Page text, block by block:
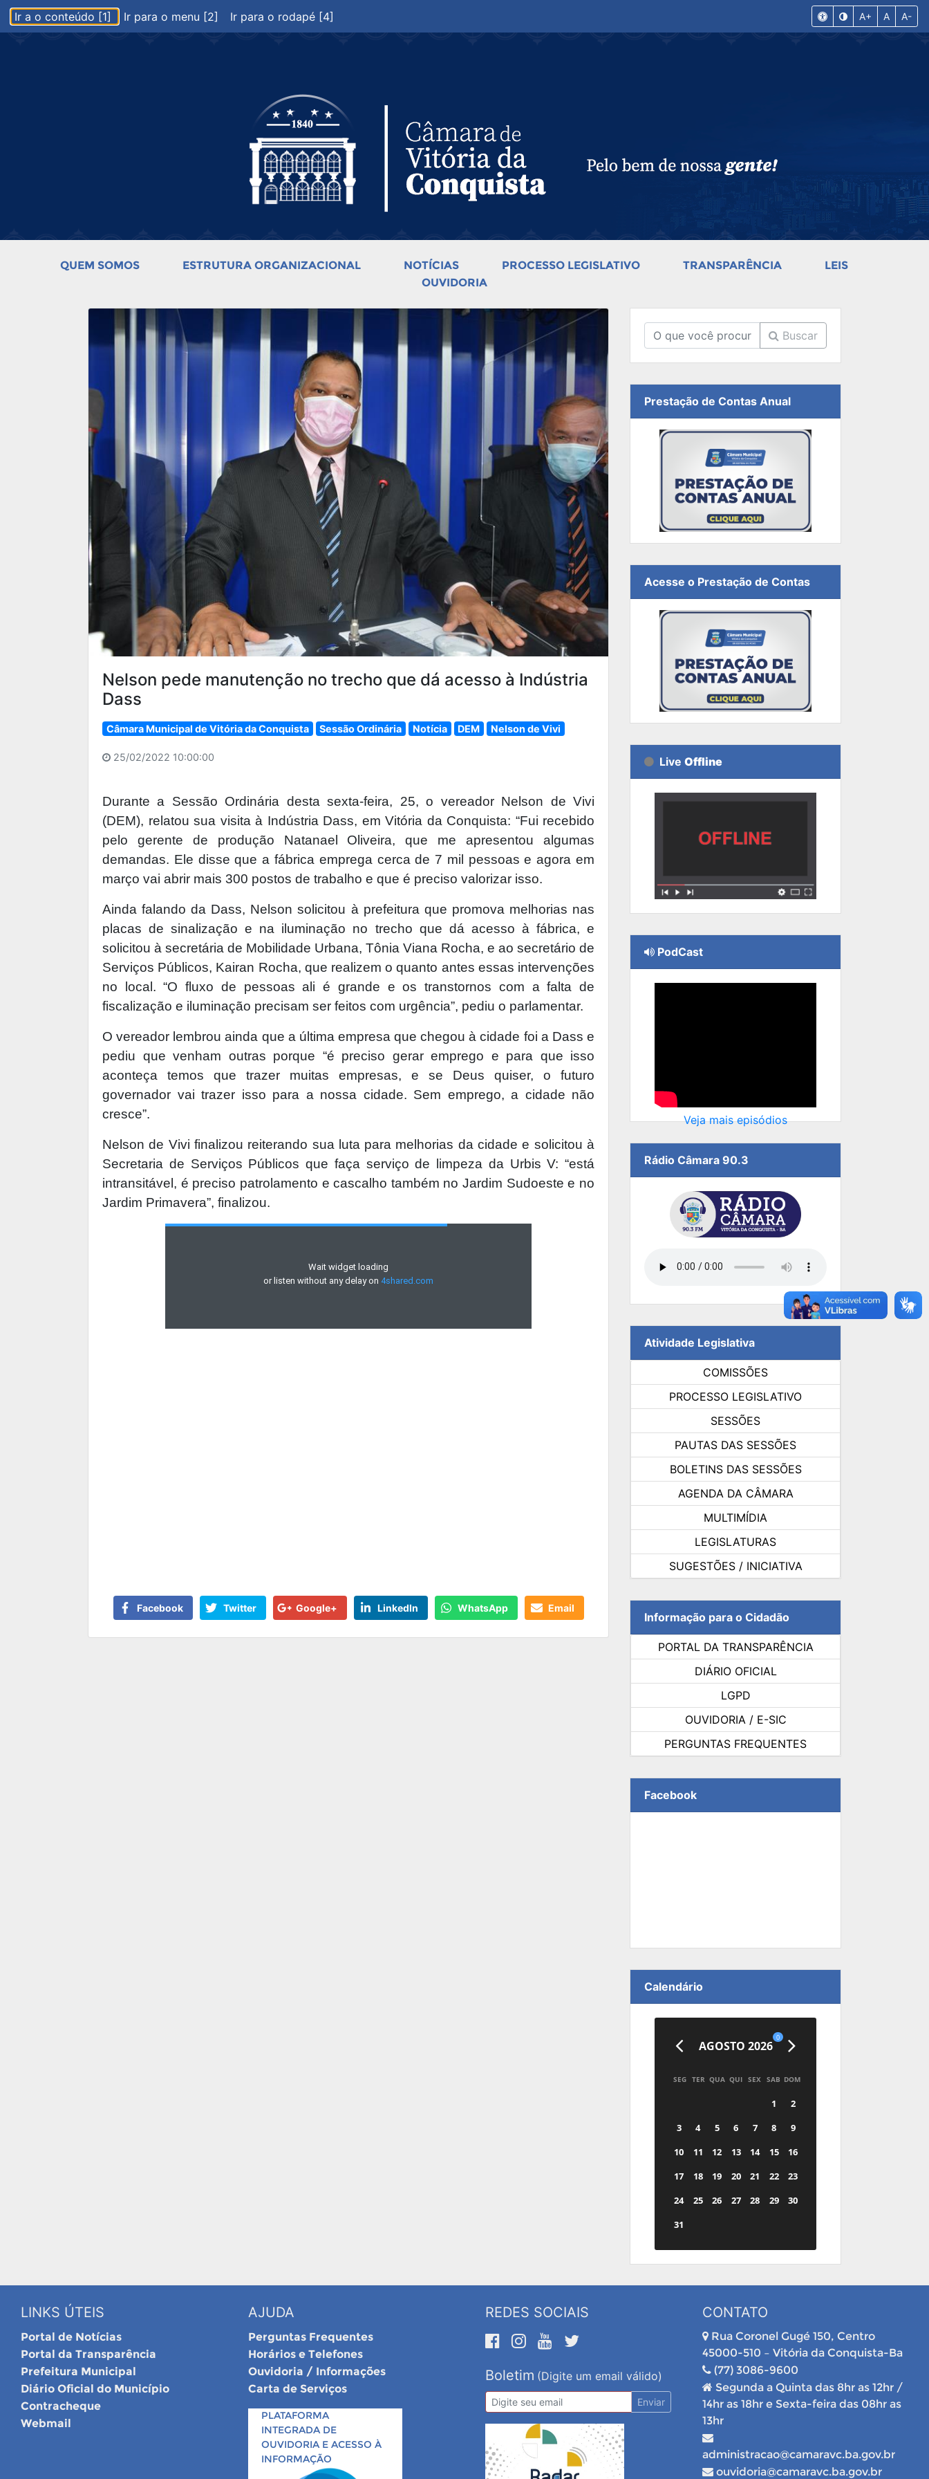
Ir a o conteúdo [1] Ir para o menu [2] Ir para o rodapé [4] A+ A A-
QUEM SOMOS ESTRUTURA ORGANIZACIONAL NOTÍCIAS PROCESSO LEGISLATIVO TRANSPARÊNCIA
LEIS
OUVIDORIA
Nelson pede manutenção no trecho que dá acesso à Indústria
Dass
Câmara Municipal de Vitória da Conquista Sessão Ordinária Notícia DEM Nelson de Vivi
25/02/2022 10:00:00
Durante a Sessão Ordinária desta sexta-feira, 25, o vereador Nelson de Vivi
(DEM), relatou sua visita à Indústria Dass, em Vitória da Conquista: “Fui recebido
pelo gerente de produção Natanael Oliveira, que me apresentou algumas
demandas. Ele disse que a fábrica emprega cerca de 7 mil pessoas e agora em
março vai abrir mais 300 postos de trabalho e que é preciso valorizar isso.
Ainda falando da Dass, Nelson solicitou à prefeitura que promova melhorias nas
placas de sinalização e na iluminação no trecho que dá acesso à fábrica, e
solicitou à secretária de Mobilidade Urbana, Tônia Viana Rocha, e ao secretário de
Serviços Públicos, Kairan Rocha, que realizem o quanto antes essas intervenções
no local. “O fluxo de pessoas ali é grande e os transtornos com a falta de
fiscalização e iluminação precisam ser feitos com urgência”, pediu o parlamentar.
O vereador lembrou ainda que a última empresa que chegou à cidade foi a Dass e
pediu que venham outras porque “é preciso gerar emprego e para que isso
aconteça temos que trazer muitas empresas, e se Deus quiser, o futuro
governador vai trazer isso para a nossa cidade. Sem emprego, a cidade não
cresce”.
Nelson de Vivi finalizou reiterando sua luta para melhorias da cidade e solicitou à
Secretaria de Serviços Públicos que faça serviço de limpeza da Urbis V: “está
intransitável, é preciso patrolamento e cascalho também no Jardim Sudoeste e no
Jardim Primavera”, finalizou.
Facebook Twitter Google+ LinkedIn WhatsApp Email
Buscar
Prestação de Contas Anual
Acesse o Prestação de Contas
Live Offline
PodCast
Veja mais episódios
Rádio Câmara 90.3
Atividade Legislativa
COMISSÕES
PROCESSO LEGISLATIVO
SESSÕES
PAUTAS DAS SESSÕES
BOLETINS DAS SESSÕES
AGENDA DA CÂMARA
MULTIMÍDIA
LEGISLATURAS
SUGESTÕES / INICIATIVA
Informação para o Cidadão
PORTAL DA TRANSPARÊNCIA
DIÁRIO OFICIAL
LGPD
OUVIDORIA / E-SIC
PERGUNTAS FREQUENTES
Facebook
Calendário
AGOSTO 2026
0
SEG TER QUA QUI SEX SAB DOM
1
2
3
4 5 6 7 8
9
10
11 12 13 14 15
16
17
18 19 20 21 22
23
24
25 26 27 28 29
30
31
LINKS ÚTEIS
Portal de Notícias
Portal da Transparência
Prefeitura Municipal
Diário Oficial do Município
Contracheque
Webmail
AJUDA
Perguntas Frequentes
Horários e Telefones
Ouvidoria / Informações
Carta de Serviços
PLATAFORMA
INTEGRADA DE
OUVIDORIA E ACESSO À
INFORMAÇÃO
REDES SOCIAIS
Boletim (Digite um email válido)
Enviar
CONTATO
Rua Coronel Gugé 150, Centro
45000-510 – Vitória da Conquista-Ba
(77) 3086-9600
Segunda a Quinta das 8hr as 12hr /
14hr as 18hr e Sexta-feira das 08hr as
13hr
administracao@camaravc.ba.gov.br
ouvidoria@camaravc.ba.gov.br